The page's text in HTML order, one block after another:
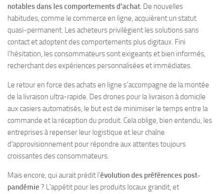
notables dans les comportements d’achat. De nouvelles
habitudes, comme le commerce en ligne, acquièrent un statut
quasi-permanent. Les acheteurs privilégient les solutions sans
contact et adoptent des comportements plus digitaux. Fini
l’hésitation, les consommateurs sont exigeants et bien informés,
recherchant des expériences personnalisées et immédiates.
Le retour en force des achats en ligne s’accompagne de la montée
de la livraison ultra-rapide. Des drones pour la livraison à domicile
aux casiers automatisés, le but est de minimiser le temps entre la
commande et la réception du produit. Cela oblige, bien entendu, les
entreprises à repenser leur logistique et leur chaîne
d’approvisionnement pour répondre aux attentes toujours
croissantes des consommateurs.
Mais encore, qui aurait prédit l’évolution des préférences post-
pandémie ? L’appétit pour les produits locaux grandit, et